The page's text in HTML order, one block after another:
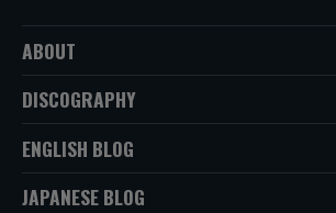
ABOUT
DISCOGRAPHY
ENGLISH BLOG
JAPANESE BLOG